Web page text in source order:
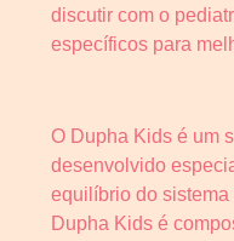
discutir com o
específicos para
O Dupha Kids é um
desenvolvido
equilíbrio do sistema
Dupha Kids é